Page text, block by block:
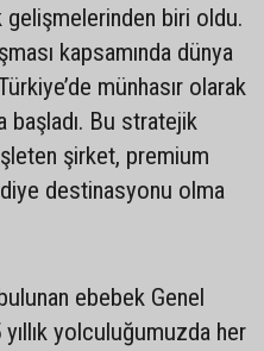
biri oldu.
kapsamında dünya
münhasır olarak
başladı. Bu stratejik
şirket, premium
destinasyonu olma
ebebek Genel
yolculuğumuzda her